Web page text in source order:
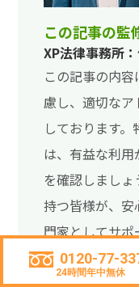
この記事の監
XP法律事務所
この記事の内
慮し、適切な
しております
は、有益な利
を確認しまし
持つ皆様が、
門家としてサ
0120-77-
24時間年中無休